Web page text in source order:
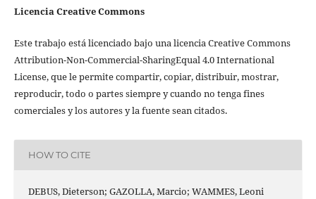
Licencia Creative Commons
Este trabajo está licenciado bajo una licencia Creative Commons
Attribution-Non-Commercial-SharingEqual 4.0 International
License, que le permite compartir, copiar, distribuir, mostrar,
reproducir, todo o partes siempre y cuando no tenga fines
comerciales y los autores y la fuente sean citados.
HOW TO CITE
DEBUS, Dieterson; GAZOLLA, Marcio; WAMMES, Leoni